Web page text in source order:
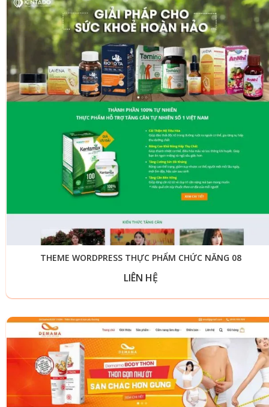
THEME WORDPRESS THỰC PHẨM CHỨC NĂNG 08
LIÊN HỆ